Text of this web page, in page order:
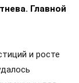
Главной
и росте